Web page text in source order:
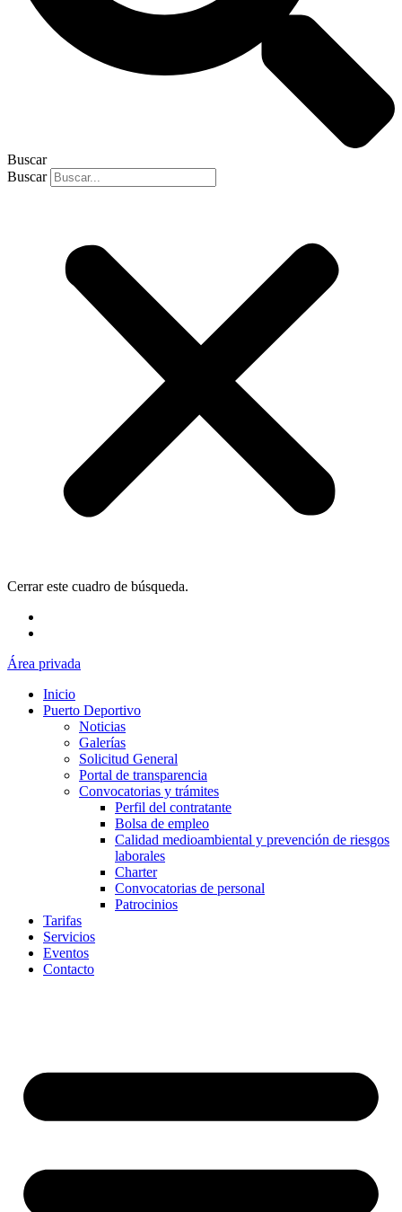
Buscar
Buscar
Cerrar este cuadro de búsqueda.
Área privada
Inicio
Puerto Deportivo
Noticias
Galerías
Solicitud General
Portal de transparencia
Convocatorias y trámites
Perfil del contratante
Bolsa de empleo
Calidad medioambiental y prevención de riesgos
laborales
Charter
Convocatorias de personal
Patrocinios
Tarifas
Servicios
Eventos
Contacto